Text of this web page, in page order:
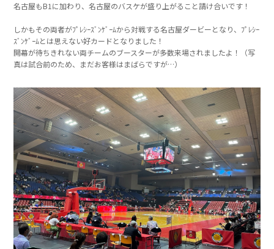
名古屋もB1に加わり、名古屋のバスケが盛り上がること請け合いです！
しかもその両者がﾌﾟﾚｼｰｽﾞﾝｹﾞｰﾑから対戦する名古屋ダービーとなり、ﾌﾟﾚｼｰ
ｽﾞﾝｹﾞｰﾑとは思えない好カードとなりました！
開幕が待ちきれない両チームのブースターが多数来場されましたよ！（写
真は試合前のため、まだお客様はまばらですが…）